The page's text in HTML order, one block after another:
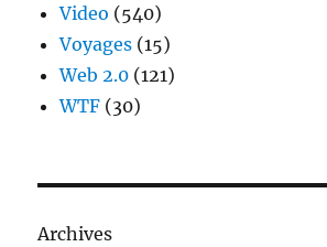
Video (540)
Voyages (15)
Web 2.0 (121)
WTF (30)
Archives